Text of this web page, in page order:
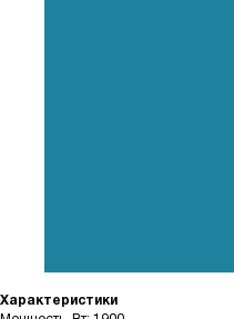
Характеристики